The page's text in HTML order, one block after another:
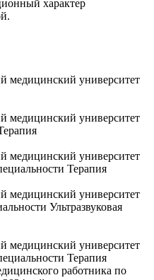
характер
медицинский университет
медицинский университет
медицинский университет
Терапия
медицинский университет
Ультразвуковая
медицинский университет
Терапия
работника по